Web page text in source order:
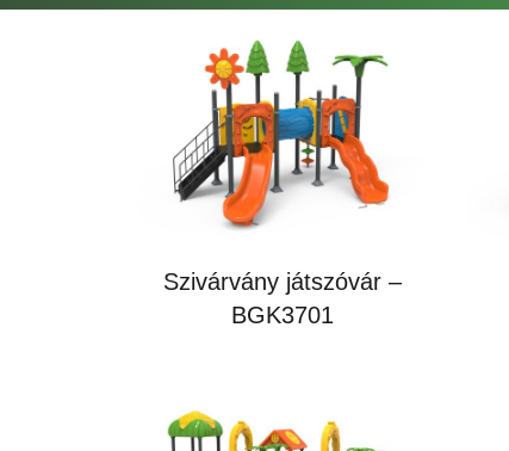
Szivárvány játszóvár –
BGK3701